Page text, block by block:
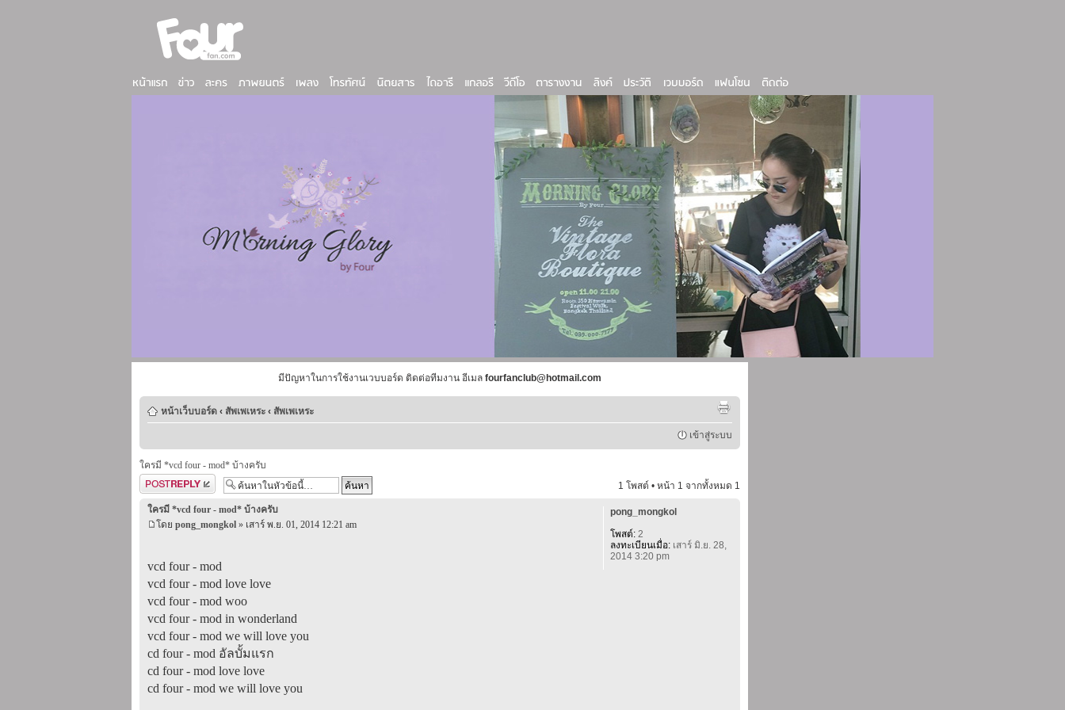
มีปัญหาในการใช้งานเวบบอร์ด ติดต่อทีมงาน อีเมล fourfanclub@hotmail.com
หน้าเว็บบอร์ด ‹ สัพเพเหระ ‹ สัพเพเหระ
เข้าสู่ระบบ
ใครมี *vcd four - mod* บ้างครับ
ตอบกระทู้
1 โพสต์ • หน้า 1 จากทั้งหมด 1
ใครมี *vcd four - mod* บ้างครับ
โดย pong_mongkol » เสาร์ พ.ย. 01, 2014 12:21 am
vcd four - mod
vcd four - mod love love
vcd four - mod woo
vcd four - mod in wonderland
vcd four - mod we will love you
cd four - mod อัลบั้มแรก
cd four - mod love love
cd four - mod we will love you
pong_mongkol
โพสต์:2
ลงทะเบียนเมื่อ:เสาร์ มิ.ย. 28,
2014 3:20 pm